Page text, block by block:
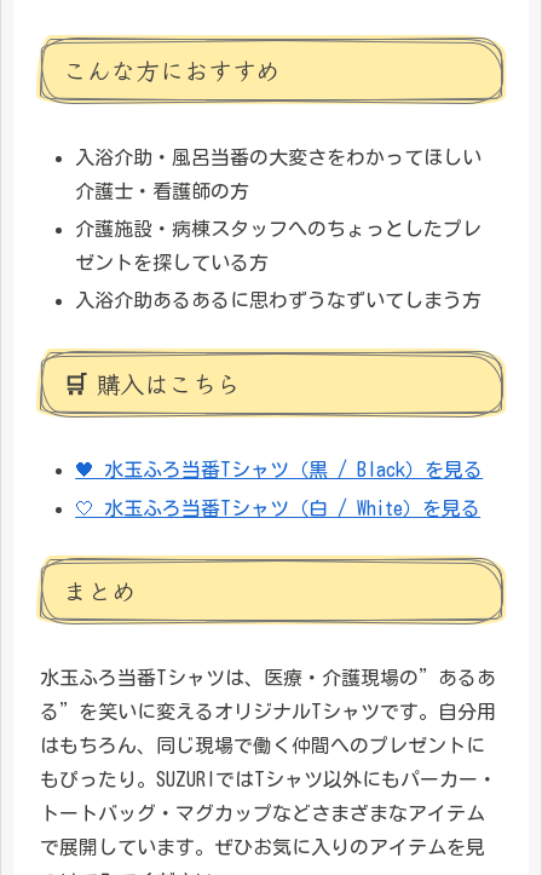
こんな方におすすめ
入浴介助・風呂当番の大変さをわかってほしい
介護士・看護師の方
介護施設・病棟スタッフへのちょっとしたプレ
ゼントを探している方
入浴介助あるあるに思わずうなずいてしまう方
🛒 購入はこちら
🖤 水玉ふろ当番Tシャツ（黒 / Black）を見る
🤍 水玉ふろ当番Tシャツ（白 / White）を見る
まとめ
水玉ふろ当番Tシャツは、医療・介護現場の”あるあ
る”を笑いに変えるオリジナルTシャツです。自分用
はもちろん、同じ現場で働く仲間へのプレゼントに
もぴったり。SUZURIではTシャツ以外にもパーカー・
トートバッグ・マグカップなどさまざまなアイテム
で展開しています。ぜひお気に入りのアイテムを見